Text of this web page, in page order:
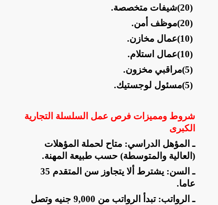
(20)شيفات متخصصة.
(20)موظف أمن.
(10)عمال مخازن.
(10)عمال استلام.
(5)مراقبي مخزون.
(5)مسئول لوجستيك.
شروط ومميزات فرص عمل السلسلة التجارية
الكبرى
ـ المؤهل الدراسي: متاح لحملة المؤهلات
(العالية والمتوسطة) حسب طبيعة المهنة.
ـ السن: يشترط ألا يتجاوز سن المتقدم 35
عاما.
ـ الرواتب: تبدأ الرواتب من 9,000 جنيه وتصل